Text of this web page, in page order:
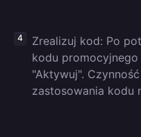
Zrealizuj kod: Po
kodu
"Aktywuj".
zastosowania kodu